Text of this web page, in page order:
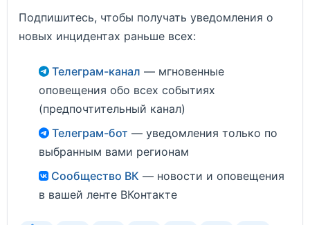
Подпишитесь, чтобы получать уведомления о
новых инцидентах раньше всех:
Телеграм-канал — мгновенные
оповещения обо всех событиях
(предпочтительный канал)
Телеграм-бот — уведомления только по
выбранным вами регионам
Сообщество ВК — новости и оповещения
в вашей ленте ВКонтакте